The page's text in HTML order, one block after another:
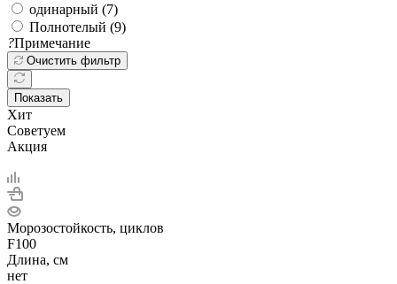
одинарный (7)
Полнотелый (9)
?Примечание
Очистить фильтр
Показать
Хит
Советуем
Акция
Морозостойкость, циклов
F100
Длина, см
нет